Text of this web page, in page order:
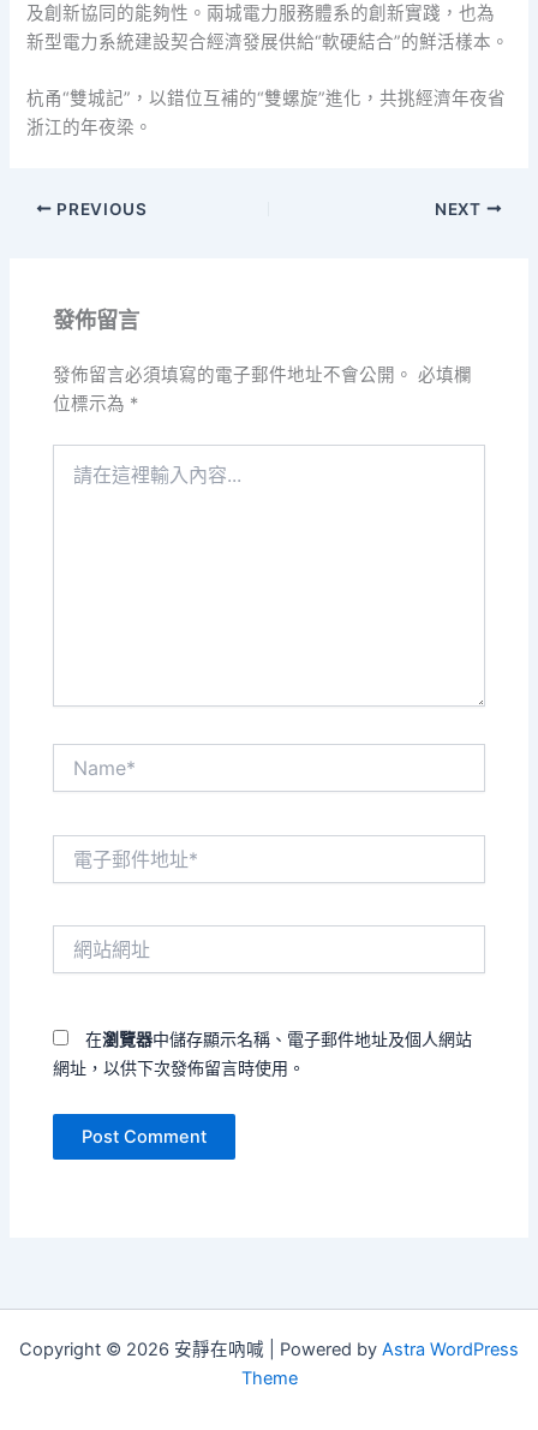
及創新協同的能夠性。兩城電力服務體系的創新實踐，也為
新型電力系統建設契合經濟發展供給“軟硬結合”的鮮活樣本。
杭甬“雙城記”，以錯位互補的“雙螺旋”進化，共挑經濟年夜省
浙江的年夜梁。
PREVIOUS NEXT
發佈留言
發佈留言必須填寫的電子郵件地址不會公開。 必填欄
位標示為 *
在瀏覽器中儲存顯示名稱、電子郵件地址及個人網站
網址，以供下次發佈留言時使用。
Copyright © 2026 安靜在吶喊 | Powered by Astra WordPress
Theme